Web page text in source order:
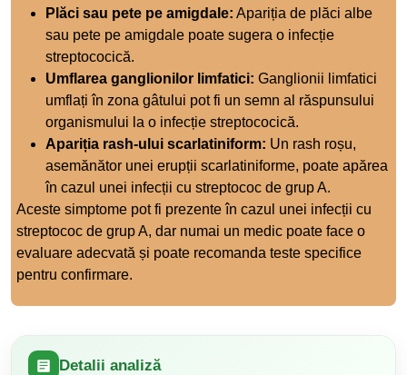
Plăci sau pete pe amigdale: Apariția de plăci albe
sau pete pe amigdale poate sugera o infecție
streptococică.
Umflarea ganglionilor limfatici: Ganglionii limfatici
umflați în zona gâtului pot fi un semn al răspunsului
organismului la o infecție streptococică.
Apariția rash-ului scarlatiniform: Un rash roșu,
asemănător unei erupții scarlatiniforme, poate apărea
în cazul unei infecții cu streptococ de grup A.
Aceste simptome pot fi prezente în cazul unei infecții cu
streptococ de grup A, dar numai un medic poate face o
evaluare adecvată și poate recomanda teste specifice
pentru confirmare.
Detalii analiză